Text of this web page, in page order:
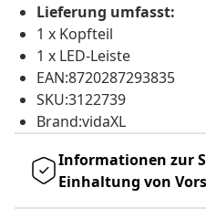
Lieferung umfasst:
1 x Kopfteil
1 x LED-Leiste
EAN:8720287293835
SKU:3122739
Brand:vidaXL
Informationen zur
Einhaltung von